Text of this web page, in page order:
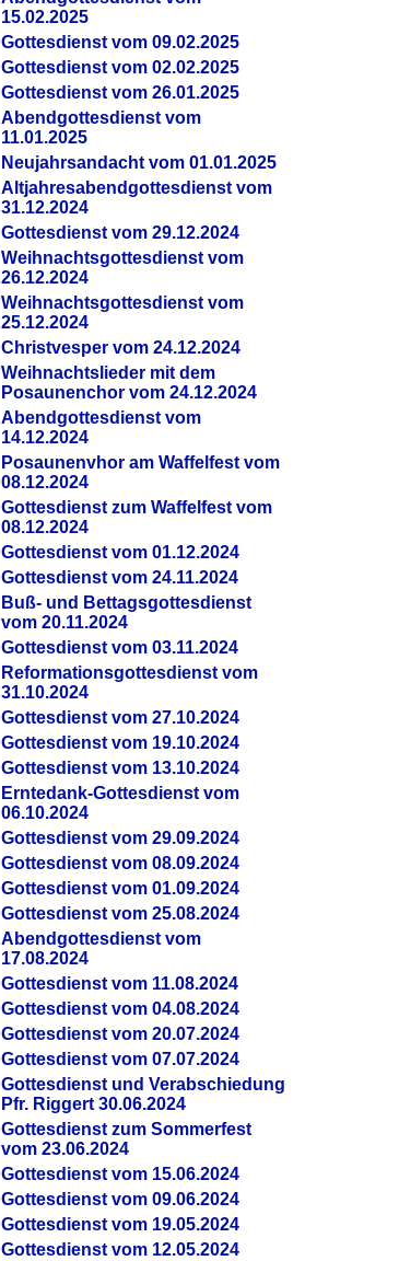
15.02.2025
Gottesdienst vom 09.02.2025
Gottesdienst vom 02.02.2025
Gottesdienst vom 26.01.2025
Abendgottesdienst vom
11.01.2025
Neujahrsandacht vom 01.01.2025
Altjahresabendgottesdienst vom
31.12.2024
Gottesdienst vom 29.12.2024
Weihnachtsgottesdienst vom
26.12.2024
Weihnachtsgottesdienst vom
25.12.2024
Christvesper vom 24.12.2024
Weihnachtslieder mit dem
Posaunenchor vom 24.12.2024
Abendgottesdienst vom
14.12.2024
Posaunenvhor am Waffelfest vom
08.12.2024
Gottesdienst zum Waffelfest vom
08.12.2024
Gottesdienst vom 01.12.2024
Gottesdienst vom 24.11.2024
Buß- und Bettagsgottesdienst
vom 20.11.2024
Gottesdienst vom 03.11.2024
Reformationsgottesdienst vom
31.10.2024
Gottesdienst vom 27.10.2024
Gottesdienst vom 19.10.2024
Gottesdienst vom 13.10.2024
Erntedank-Gottesdienst vom
06.10.2024
Gottesdienst vom 29.09.2024
Gottesdienst vom 08.09.2024
Gottesdienst vom 01.09.2024
Gottesdienst vom 25.08.2024
Abendgottesdienst vom
17.08.2024
Gottesdienst vom 11.08.2024
Gottesdienst vom 04.08.2024
Gottesdienst vom 20.07.2024
Gottesdienst vom 07.07.2024
Gottesdienst und Verabschiedung
Pfr. Riggert 30.06.2024
Gottesdienst zum Sommerfest
vom 23.06.2024
Gottesdienst vom 15.06.2024
Gottesdienst vom 09.06.2024
Gottesdienst vom 19.05.2024
Gottesdienst vom 12.05.2024